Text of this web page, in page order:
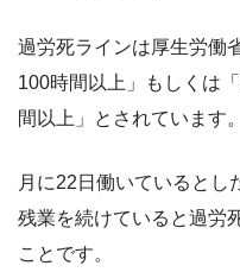
過労死ラインは厚生労働
100時間以上」もしくは
間以上」とされています。
月に22日働いているとし
残業を続けていると過労
ことです。